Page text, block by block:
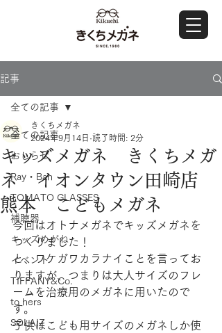
記事
全ての記事
おしらせ
Ray・Ban
TOMATO GLASSES
補聴器
キッズめがね
イベント
TIFFANY&Co.
to hers
SOLAIZ
全ての記事
キッズメガネ きくちメガ
ネ イオンタウン田崎店
熊本 こどもメガネ
きくちメガネ
2024年9月14日 読了時間: 2分
今回はオトナメガネでキッズメガネを
つくりました！
と、ワケガワカラナイことを言ってお
りますが、つまりは大人サイズのフレ
ームを治療用のメガネに用いたので
す。
子供はこども用サイズのメガネしか使